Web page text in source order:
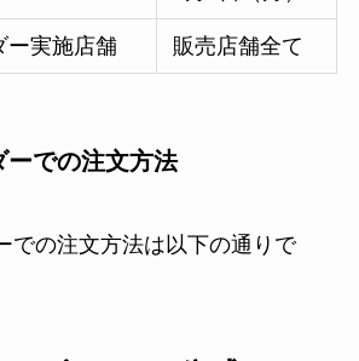
ー実施店舗 販売店舗全て
ーでの注文方法
での注文方法は以下の通りで